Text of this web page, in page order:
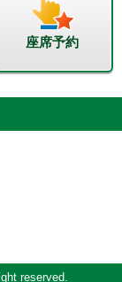
座席予約
reserved.